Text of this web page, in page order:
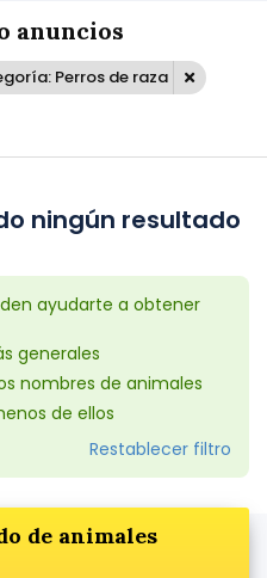
anuncios
Perros de raza
ningún resultado
ayudarte a obtener
generales
nombres de animales
de ellos
Restablecer filtro
de animales